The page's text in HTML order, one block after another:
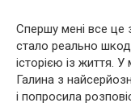
Спершу мені все це
стало реально
історією із життя.
Галина з
і попросила